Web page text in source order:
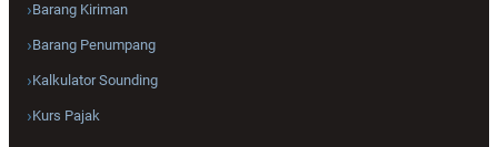
Barang Kiriman
Barang Penumpang
Kalkulator Sounding
Kurs Pajak